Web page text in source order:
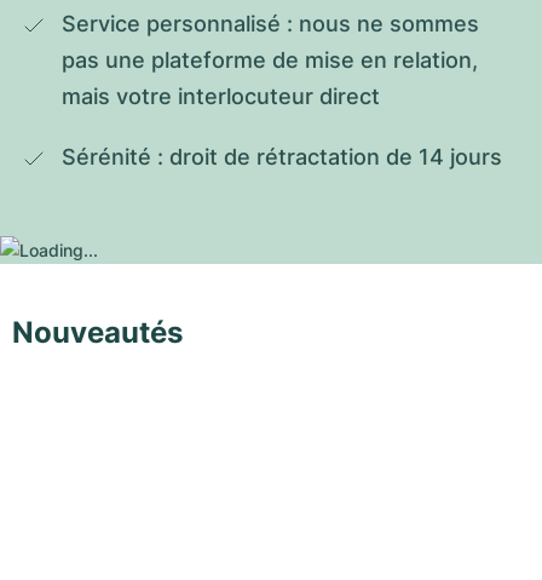
Service personnalisé : nous ne sommes
pas une plateforme de mise en relation,
mais votre interlocuteur direct
Sérénité : droit de rétractation de 14 jours
Nouveautés